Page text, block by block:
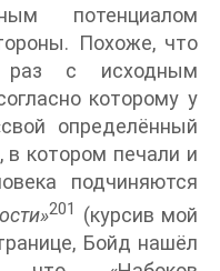
потенциалом
Похоже, что
раз с исходным
которому у
определённый
котором печали и
подчиняются
201
(курсив мой
Бойд нашёл